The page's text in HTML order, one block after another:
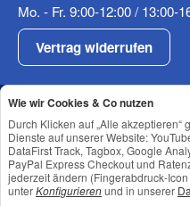
Mo. - Fr. 9:00-12:00 / 13:00-
Vertrag widerrufen
Shop Service
Informationen
Newsletter Abonnieren
Wie wir Cookies & Co nutzen
Durch Klicken auf „Alle
Dienste auf unserer Website:
DataFirst Track, Tagbox, Google
PayPal Express Checkout und
jederzeit ändern (Fingerabdruck-
unterKonfigurierenund in unserer